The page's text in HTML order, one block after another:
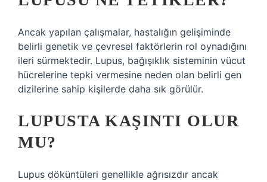
Ancak yapılan çalışmalar, hastalığın gelişiminde
belirli genetik ve çevresel faktörlerin rol oynadığını
ileri sürmektedir. Lupus, bağışıklık sisteminin vücut
hücrelerine tepki vermesine neden olan belirli gen
dizilerine sahip kişilerde daha sık görülür.
LUPUSTA KAŞINTI OLUR
MU?
Lupus döküntüleri genellikle ağrısızdır ancak